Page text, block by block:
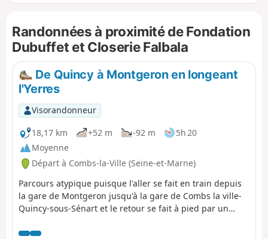
Randonnées à proximité de Fondation
Dubuffet et Closerie Falbala
De Quincy à Montgeron en longeant
l'Yerres
Visorandonneur
18,17 km
+52 m -92 m
5h 20
Moyenne
Départ à Combs-la-Ville (Seine-et-Marne)
Parcours atypique puisque l'aller se fait en train depuis
la gare de Montgeron jusqu'à la gare de Combs la ville-
Quincy-sous-Sénart et le retour se fait à pied par un